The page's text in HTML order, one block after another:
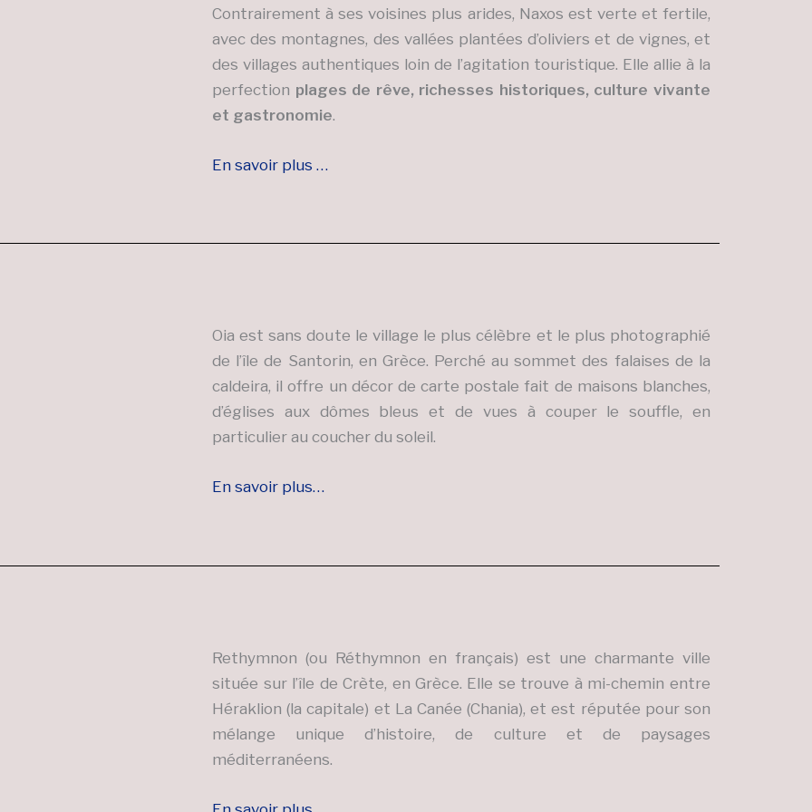
Contrairement à ses voisines plus arides, Naxos est verte et fertile,
avec des montagnes, des vallées plantées d’oliviers et de vignes, et
des villages authentiques loin de l’agitation touristique. Elle allie à la
perfection plages de rêve, richesses historiques, culture vivante
et gastronomie.
En savoir plus …
Oia est sans doute le village le plus célèbre et le plus photographié
de l’île de Santorin, en Grèce. Perché au sommet des falaises de la
caldeira, il offre un décor de carte postale fait de maisons blanches,
d’églises aux dômes bleus et de vues à couper le souffle, en
particulier au coucher du soleil.
En savoir plus…
Rethymnon (ou Réthymnon en français) est une charmante ville
située sur l’île de Crète, en Grèce. Elle se trouve à mi-chemin entre
Héraklion (la capitale) et La Canée (Chania), et est réputée pour son
mélange unique d’histoire, de culture et de paysages
méditerranéens.